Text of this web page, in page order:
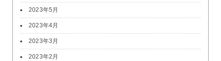
2023年5月
2023年4月
2023年3月
2023年2月